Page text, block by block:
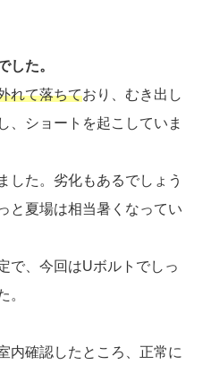
した。
れて落ちており、むき出し
、ショートを起こしていま
した。劣化もあるでしょう
と夏場は相当暑くなってい
で、今回はUボルトでしっ
。
内確認したところ、正常に